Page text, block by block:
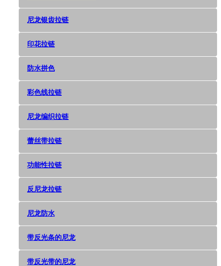
尼龙银齿拉链
印花拉链
防水拼色
彩色线拉链
尼龙编织拉链
蕾丝带拉链
功能性拉链
反尼龙拉链
尼龙防水
带反光条的尼龙
带反光带的尼龙